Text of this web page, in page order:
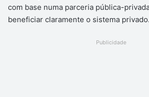
com base numa parceria pública-
beneficiar claramente o sistema privado.
Publicidade